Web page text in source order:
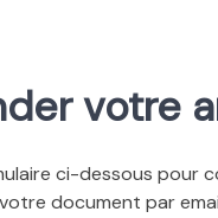
votre
ci-dessous pour
document par